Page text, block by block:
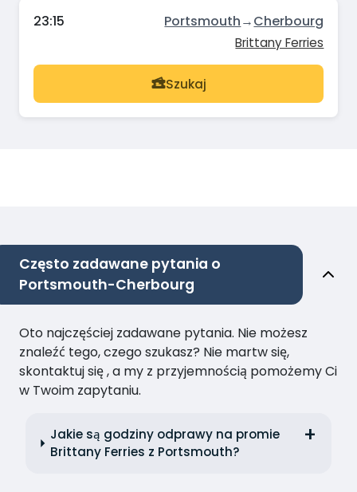
23:15 Portsmouth→Cherbourg
Brittany Ferries
Szukaj
Często zadawane pytania o
Portsmouth-Cherbourg
Oto najczęściej zadawane pytania. Nie możesz
znaleźć tego, czego szukasz? Nie martw się,
skontaktuj się , a my z przyjemnością pomożemy Ci
w Twoim zapytaniu.
Jakie są godziny odprawy na promie
Brittany Ferries z Portsmouth?